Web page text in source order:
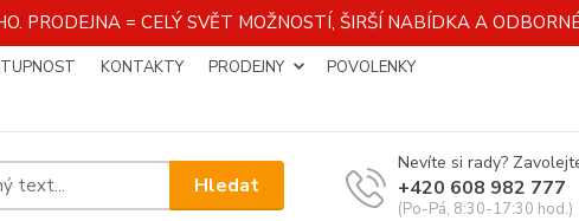
PRODEJNA = CELÝ SVĚT MOŽNOSTÍ, ŠIRŠÍ NABÍDKA A
KONTAKTY PRODEJNY
POVOLENKY
Hledat
Nevíte si rady?
+420 608 982 777
(Po-Pá, 8:30-17:30 hod.)